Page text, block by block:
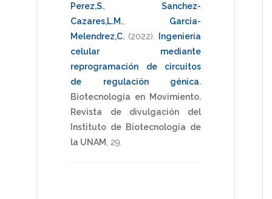
Perez,S.
Sanchez-
Cazares,L.M.
Garcia-
Melendrez,C. (2022)
Ingeniería
celular mediante
reprogramación de circuitos
de regulación génica.
Biotecnología en Movimiento.
Revista de divulgación del
Instituto de Biotecnología de
la UNAM 29